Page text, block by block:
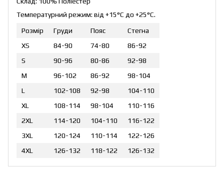
Температурний режим: від +15°C до +25°C.
Розмір
Груди Пояс
Стегна
XS
84-90 74-80
86-92
S
90-96 80-86
92-98
M
96-102 86-92
98-104
L
102-108 92-98
104-110
XL
108-114 98-104
110-116
2XL
114-120 104-110
116-122
3XL
120-124 110-114
122-126
4XL
126-132 118-122 126-132